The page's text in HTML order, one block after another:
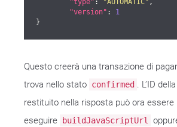
"version" : 1
}
Questo creerà una transazione di
trova nello stato confirmed
. L’ID
restituito nella risposta può ora essere
eseguire buildJavaScriptUrl